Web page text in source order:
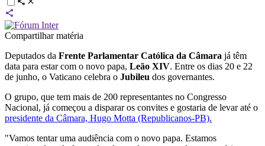
Compartilhar matéria
Deputados da Frente Parlamentar Católica da Câmara já têm
data para estar com o novo papa, Leão XIV. Entre os dias 20 e 22
de junho, o Vaticano celebra o Jubileu dos governantes.
O grupo, que tem mais de 200 representantes no Congresso
Nacional, já começou a disparar os convites e gostaria de levar até o
presidente da Câmara, Hugo Motta (Republicanos-PB).
"Vamos tentar uma audiência com o novo papa. Estamos